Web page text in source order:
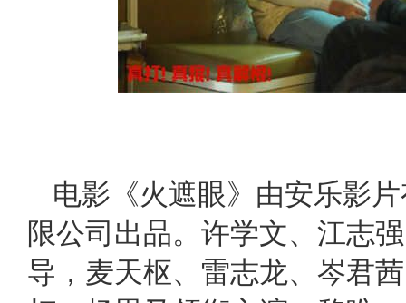
电影《火遮眼》由安乐影
限公司出品。许学文、江志
导，麦天枢、雷志龙、岑君